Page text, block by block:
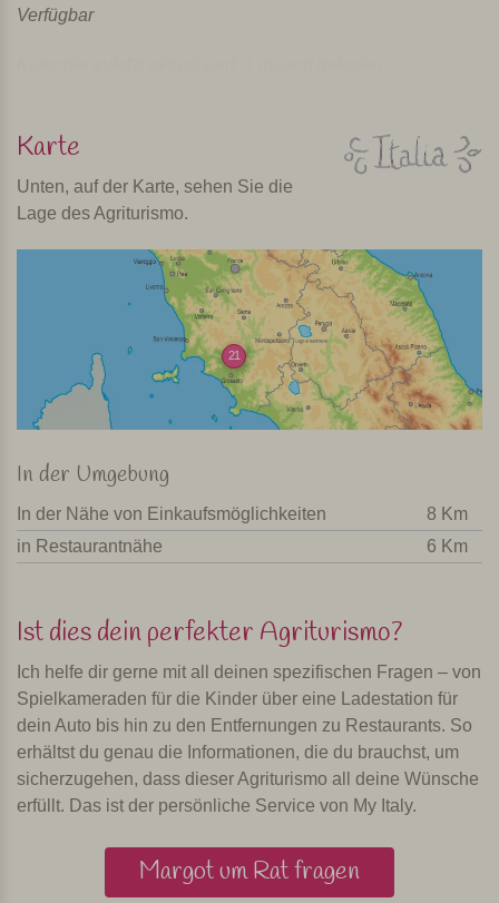
Verfügbar
Karte
Unten, auf der Karte, sehen Sie die
Lage des Agriturismo.
21
In der Umgebung
In der Nähe von Einkaufsmöglichkeiten
8 Km
in Restaurantnähe
6 Km
Ist dies dein perfekter Agriturismo?
Ich helfe dir gerne mit all deinen spezifischen Fragen – von
Spielkameraden für die Kinder über eine Ladestation für
dein Auto bis hin zu den Entfernungen zu Restaurants. So
erhältst du genau die Informationen, die du brauchst, um
sicherzugehen, dass dieser Agriturismo all deine Wünsche
erfüllt. Das ist der persönliche Service von My Italy.
Margot um Rat fragen